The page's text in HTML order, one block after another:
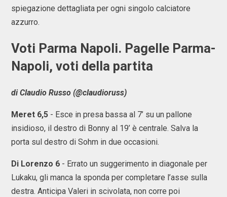
spiegazione dettagliata per ogni singolo calciatore
azzurro.
Voti Parma Napoli. Pagelle Parma-
Napoli, voti della partita
di Claudio Russo (@claudioruss)
Meret 6,5 - Esce in presa bassa al 7’ su un pallone
insidioso, il destro di Bonny al 19’ è centrale. Salva la
porta sul destro di Sohm in due occasioni.
Di Lorenzo 6 - Errato un suggerimento in diagonale per
Lukaku, gli manca la sponda per completare l’asse sulla
destra. Anticipa Valeri in scivolata, non corre poi